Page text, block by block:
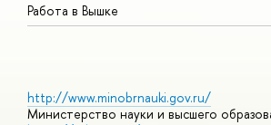
Работа в Вышке
http://www.minobrnauki.gov.ru/
Министерство науки и высшего